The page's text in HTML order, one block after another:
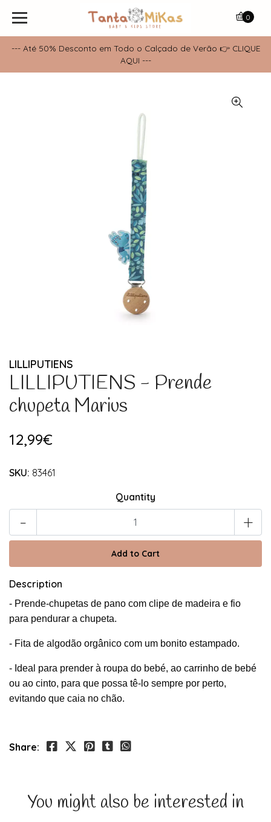
--- Até 50% Desconto em Todo o Calçado de Verão 👉 CLIQUE
AQUI ---
0
LILLIPUTIENS
LILLIPUTIENS - Prende
chupeta Marius
12,99€
SKU: 83461
Quantity
- +
Description
- Prende-chupetas de pano com clipe de madeira e fio
para pendurar a chupeta.
- Fita de algodão orgânico com um bonito estampado.
- Ideal para prender à roupa do bebé, ao carrinho de bebé
ou ao cinto, para que possa tê-lo sempre por perto,
evitando que caia no chão.
Share:
You might also be interested in